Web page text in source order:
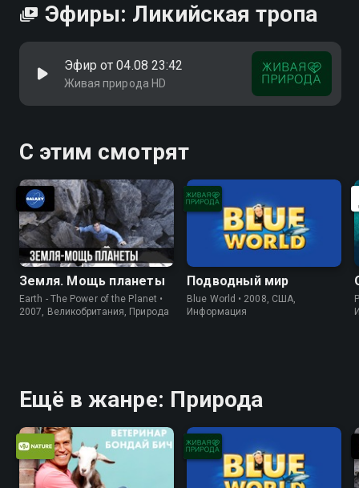
Эфиры: Ликийская тропа
Эфир от 04.08 23:42
Живая природа HD
С этим смотрят
Земля. Мощь планеты
Earth - The Power of the Planet •
2007, Великобритания, Природа
Подводный мир
Blue World • 2008, США,
Информация
Ещё в жанре: Природа